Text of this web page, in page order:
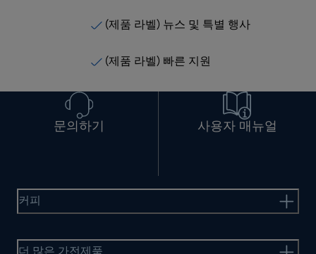
(제품 라벨) 뉴스 및 특별 행사
(제품 라벨) 빠른 지원
문의하기 사용자 매뉴얼
커피
더 많은 가전제품